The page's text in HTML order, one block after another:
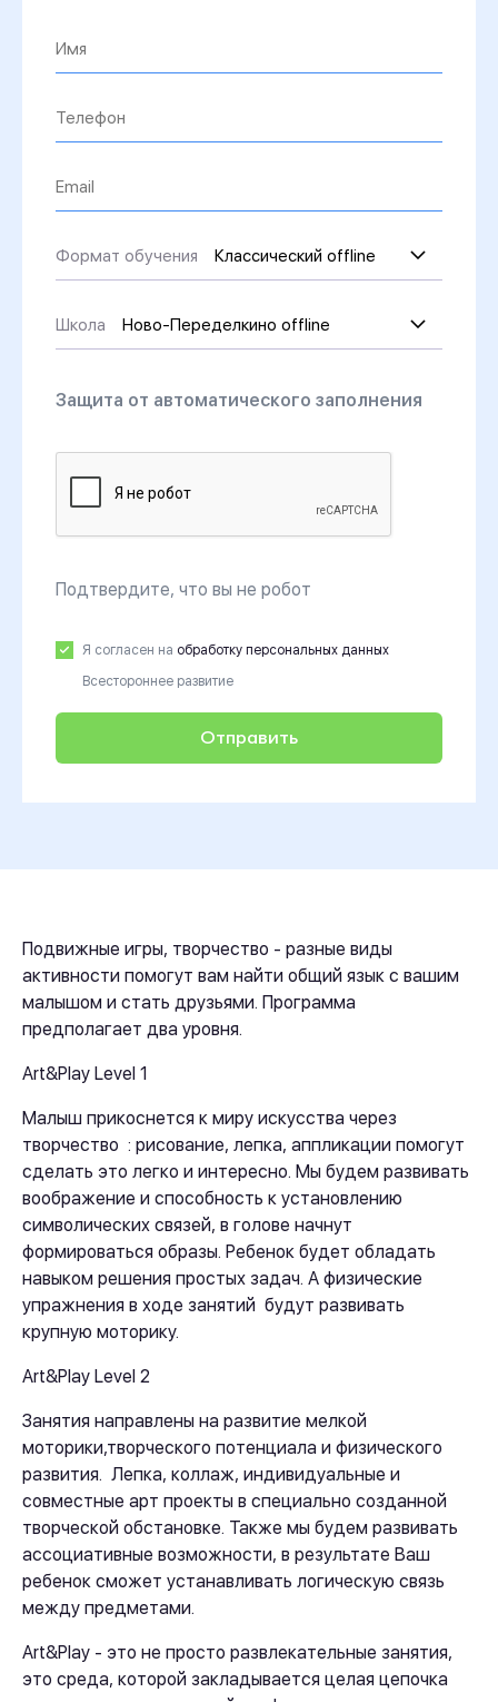
Имя*
Телефон*
Email*
Формат
Формат обучения Классический offline
Школа
Школа Ново-Переделкино offline
Защита от автоматического заполнения
Подтвердите, что вы не робот
Я согласен на обработку персональных данных
Всестороннее развитие
Подвижные игры, творчество - разные виды
активности помогут вам найти общий язык с вашим
малышом и стать друзьями. Программа
предполагает два уровня.
Art&Play Level 1
Малыш прикоснется к миру искусства через
творчество : рисование, лепка, аппликации помогут
сделать это легко и интересно. Мы будем развивать
воображение и способность к установлению
символических связей, в голове начнут
формироваться образы. Ребенок будет обладать
навыком решения простых задач. А физические
упражнения в ходе занятий будут развивать
крупную моторику.
Art&Play Level 2
Занятия направлены на развитие мелкой
моторики,творческого потенциала и физического
развития. Лепка, коллаж, индивидуальные и
совместные арт проекты в специально созданной
творческой обстановке. Также мы будем развивать
ассоциативные возможности, в результате Ваш
ребенок сможет устанавливать логическую связь
между предметами.
Art&Play - это не просто развлекательные занятия,
это среда, которой закладывается целая цепочка